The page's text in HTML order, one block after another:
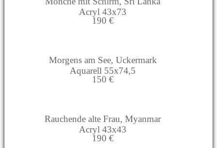
Acryl 43x73
190 €
Morgens am See, Uckermark
Aquarell 55x74,5
150 €
Rauchende alte Frau, Myanmar
Acryl 43x43
190 €